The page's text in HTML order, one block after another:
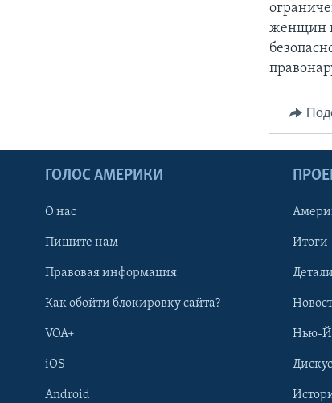
женщин
ГОЛОС АМЕРИКИ
О нас
Пишите нам
Правовая информация
Как обойти блокировку сайта?
VOA+
iOS
Android
Итоги
Детали
Нью-